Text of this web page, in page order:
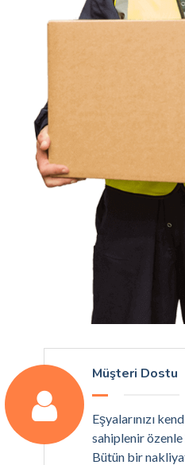
Müşteri Dostu
Eşyalarınızı
sahiplenir
Bütün bir